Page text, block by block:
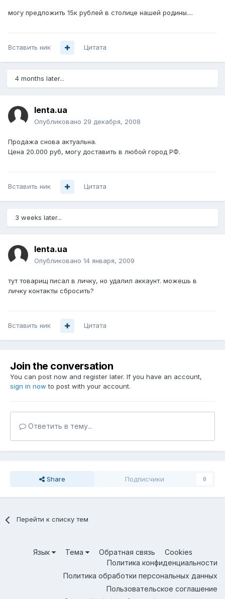
могу предложить 15к рублей в столице нашей родины....
Вставить ник Цитата
4 months later...
lenta.ua
Опубликовано 29 декабря, 2008
Продажа снова актуальна.
Цена 20.000 руб, могу доставить в любой город РФ.
Вставить ник Цитата
3 weeks later...
lenta.ua
Опубликовано 14 января, 2009
тут товарищ писал в личку, но удалил аккаунт. можешь в
личку контакты сбросить?
Вставить ник Цитата
Join the conversation
You can post now and register later. If you have an account,
sign in now to post with your account.
Ответить в тему...
Share Подписчики 0
Перейти к списку тем
Язык Тема Обратная связь
Cookies
Политика конфиденциальности
Политика обработки персональных данных
Пользовательское соглашение